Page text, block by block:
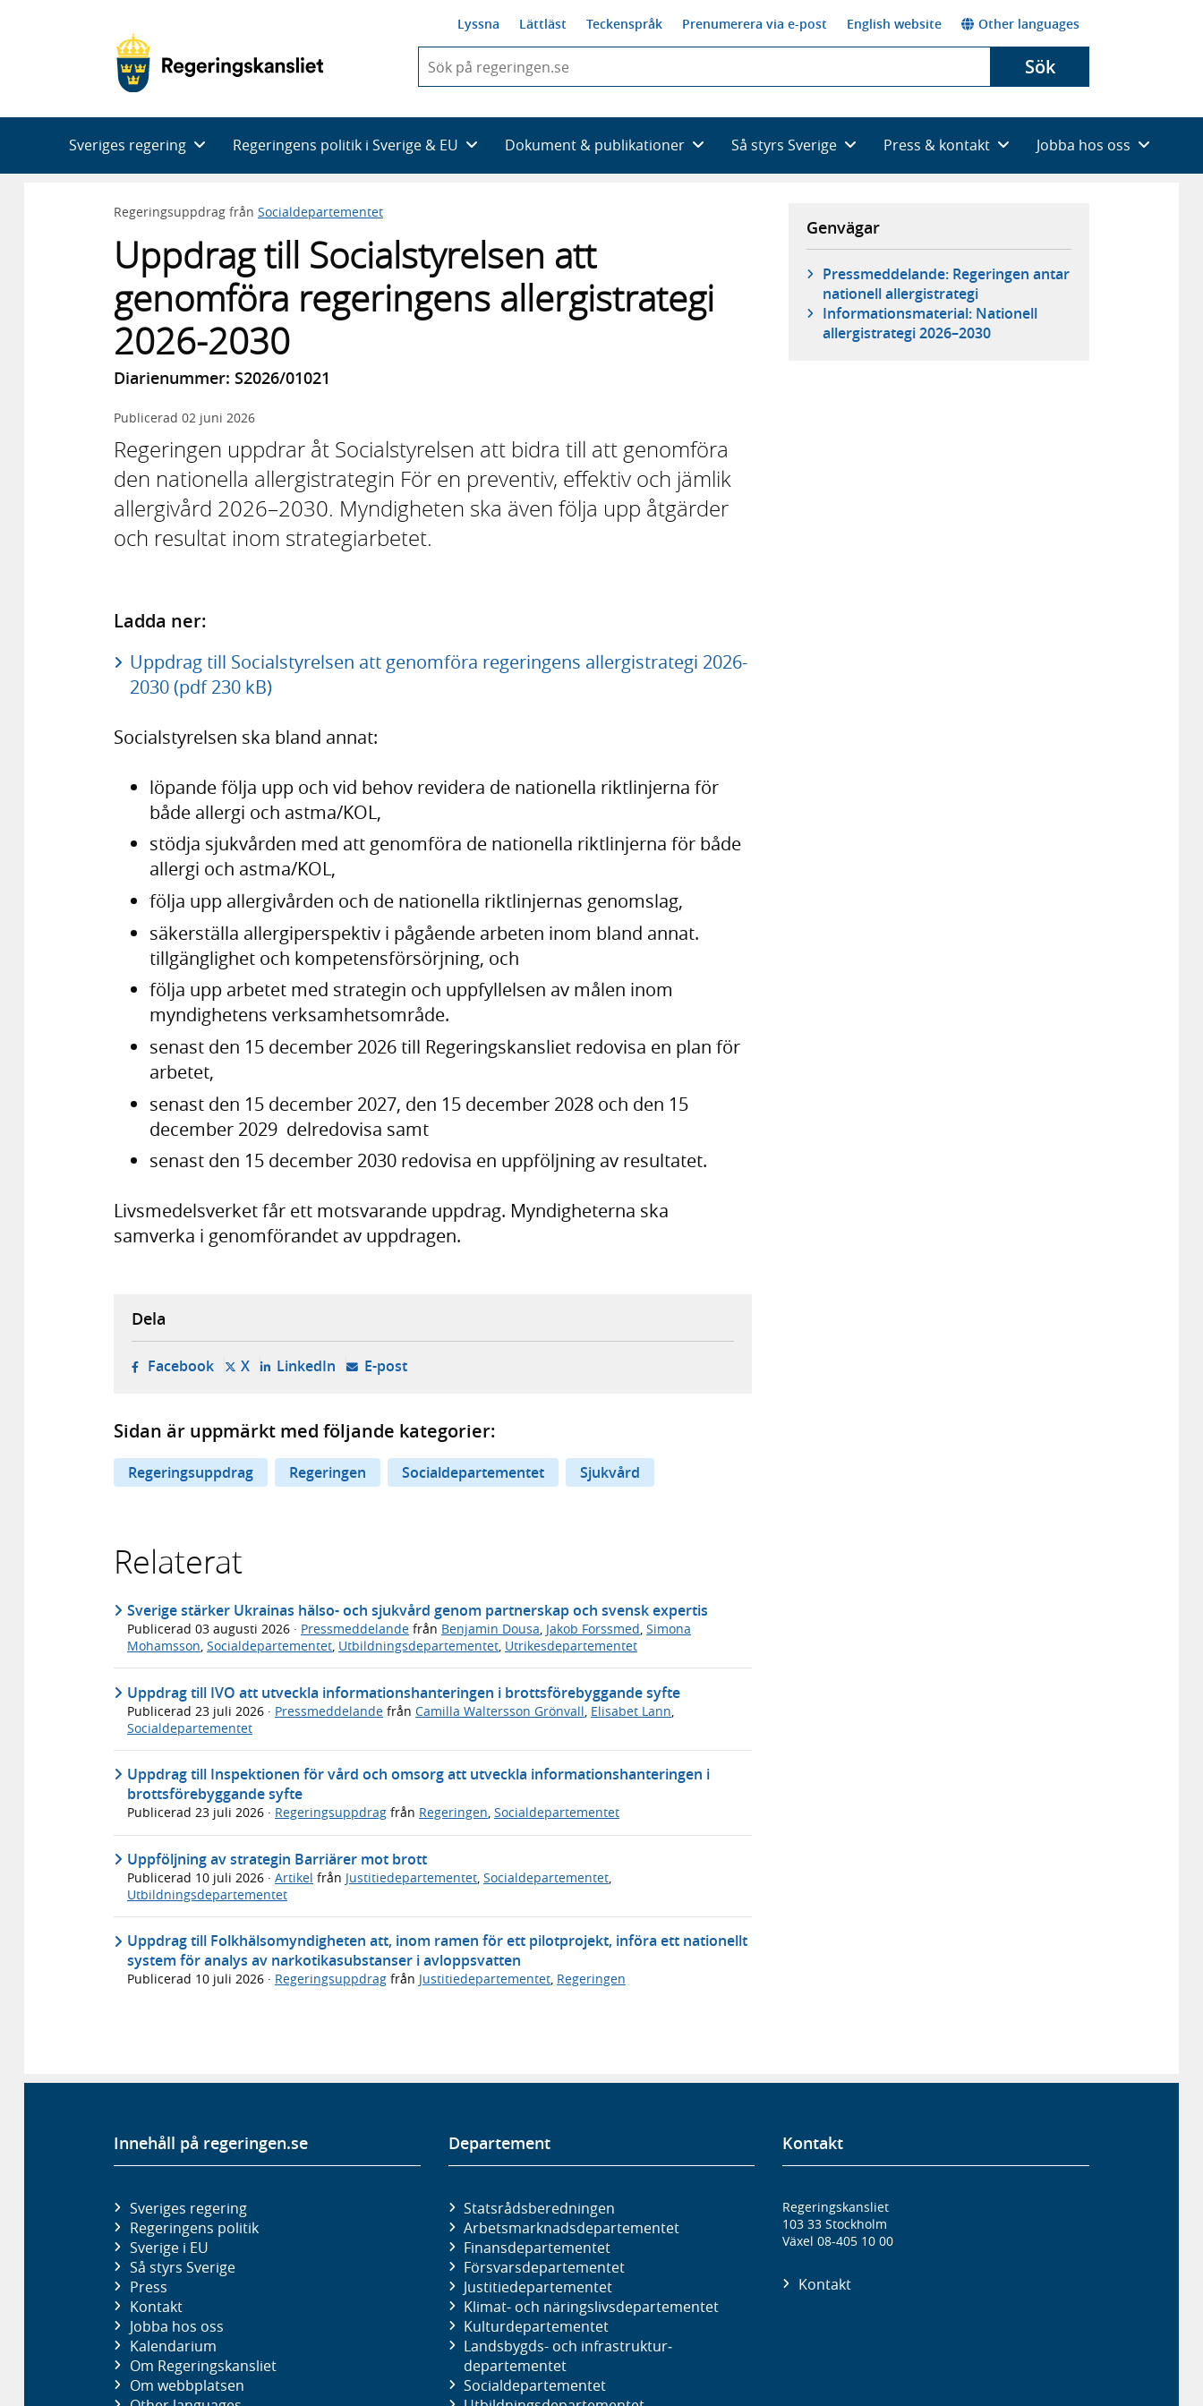
Lyssna Lättläst Teckenspråk Prenumerera via e-post English website Other languages
du
skriva
framträder
en
Sök
Sveriges regering Regeringens politik i Sverige & EU Dokument & publikationer Så styrs Sverige Press & kontakt Jobba hos oss
Regeringsuppdrag från Socialdepartementet
Uppdrag till Socialstyrelsen att
genomföra regeringens allergistrategi
2026-2030
Diarienummer: S2026/01021
Publicerad 02 juni 2026
Regeringen uppdrar åt Socialstyrelsen att bidra till att genomföra
den nationella allergistrategin För en preventiv, effektiv och jämlik
allergivård 2026–2030. Myndigheten ska även följa upp åtgärder
och resultat inom strategiarbetet.
Ladda ner:
Uppdrag till Socialstyrelsen att genomföra regeringens allergistrategi 2026-
2030 (pdf 230 kB)
Socialstyrelsen ska bland annat:
löpande följa upp och vid behov revidera de nationella riktlinjerna för
både allergi och astma/KOL,
stödja sjukvården med att genomföra de nationella riktlinjerna för både
allergi och astma/KOL,
följa upp allergivården och de nationella riktlinjernas genomslag,
säkerställa allergiperspektiv i pågående arbeten inom bland annat.
tillgänglighet och kompetensförsörjning, och
följa upp arbetet med strategin och uppfyllelsen av målen inom
myndighetens verksamhetsområde.
senast den 15 december 2026 till Regeringskansliet redovisa en plan för
arbetet,
senast den 15 december 2027, den 15 december 2028 och den 15
december 2029 delredovisa samt
senast den 15 december 2030 redovisa en uppföljning av resultatet.
Livsmedelsverket får ett motsvarande uppdrag. Myndigheterna ska
samverka i genomförandet av uppdragen.
Genvägar
Pressmeddelande: Regeringen antar
nationell allergistrategi
Informationsmaterial: Nationell
allergistrategi 2026–2030
Dela
Facebook- öppnas i ny flik, extern webbplats,
X- öppnas i ny flik, extern webbplats,
LinkedIn- öppnas i ny flik, extern webbplats,
E-post- öppnar din e-postklient,
Sidan är uppmärkt med följande kategorier:
Regeringsuppdrag Regeringen Socialdepartementet Sjukvård
Relaterat
Sverige stärker Ukrainas hälso- och sjukvård genom partnerskap och svensk expertis
Publicerad 03 augusti 2026 · Pressmeddelande från Benjamin Dousa, Jakob Forssmed, Simona
Mohamsson, Socialdepartementet, Utbildningsdepartementet, Utrikesdepartementet
Uppdrag till IVO att utveckla informationshanteringen i brottsförebyggande syfte
Publicerad 23 juli 2026 · Pressmeddelande från Camilla Waltersson Grönvall Elisabet Lann
Socialdepartementet
Uppdrag till Inspektionen för vård och omsorg att utveckla informationshanteringen i
brottsförebyggande syfte
Publicerad 23 juli 2026 · Regeringsuppdrag från Regeringen, Socialdepartementet
Uppföljning av strategin Barriärer mot brott
Publicerad 10 juli 2026 · Artikel från Justitiedepartementet, Socialdepartementet,
Utbildningsdepartementet
Uppdrag till Folkhälsomyndigheten att, inom ramen för ett pilotprojekt, införa ett nationellt
system för analys av narkotikasubstanser i avloppsvatten
Publicerad 10 juli 2026 · Regeringsuppdrag från Justitiedepartementet, Regeringen
Innehåll på regeringen.se
Sveriges regering
Regeringens politik
Sverige i EU
Så styrs Sverige
Press
Kontakt
Jobba hos oss
Kalendarium
Om Regeringskansliet
Om webbplatsen
Departement
Statsrådsberedningen
Arbetsmarknads­departementet
Finans­departementet
Försvars­departementet
Justitie­departementet
Klimat- och näringslivs­departementet
Kultur­departementet
Landsbygds- och infrastruktur­
departementet
Social­departementet
Kontakt
Regeringskansliet
103 33 Stockholm
Växel 08-405 10 00
Kontakt